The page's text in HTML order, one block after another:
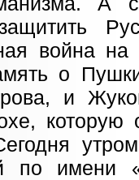
война на
о
и
по имени